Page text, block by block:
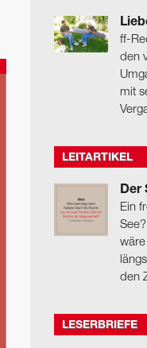
ff-
den
mit
LEITARTIKEL
Der
Ein
wäre
den
LESERBRIEFE